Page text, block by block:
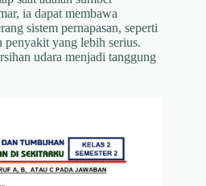
ia dapat membawa
sistem pernapasan, seperti
penyakit yang lebih serius.
udara menjadi tanggung